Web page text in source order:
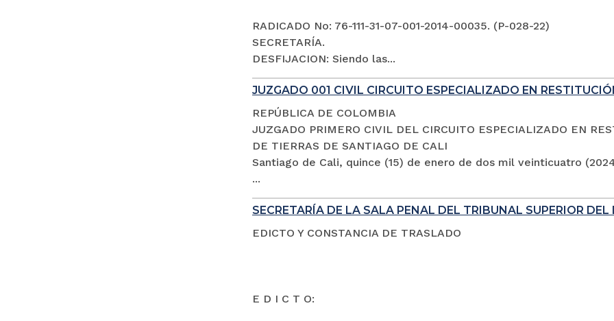
RADICADO No: 76-111-31-07-001-2014-00035. (P-028-22)
SECRETARÍA.
DESFIJACION: Siendo las...
JUZGADO 001 CIVIL CIRCUITO ESPECIALIZADO EN
REPÚBLICA DE COLOMBIA
JUZGADO PRIMERO CIVIL DEL CIRCUITO ESPECIALIZADO EN
DE TIERRAS DE SANTIAGO DE CALI
Santiago de Cali, quince (15) de enero de dos mil veinticuatro
...
SECRETARÍA DE LA SALA PENAL DEL TRIBUNAL SUPERIOR
EDICTO Y CONSTANCIA DE TRASLADO
E D I C T O: